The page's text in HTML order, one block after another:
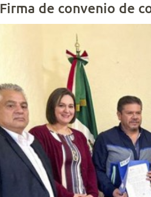
Firma de convenio de